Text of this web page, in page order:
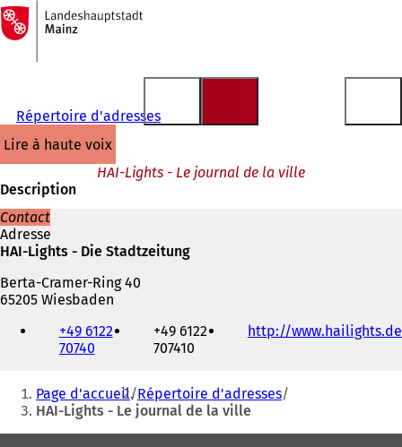
Accéder au contenu
Vers
la
page
d'accueil
Répertoire d'adresses
lire à haute voix
HAI-Lights - Le journal de la ville
Description
Contact
Adresse
HAI-Lights - Die Stadtzeitung
Berta-Cramer-Ring 40
65205 Wiesbaden
électronique
+49 6122
70740
+49 6122
707410
http://www.hailights.de
Vous
êtes
ici
Page d'accueil Répertoire d'adresses
HAI-Lights - Le journal de la ville